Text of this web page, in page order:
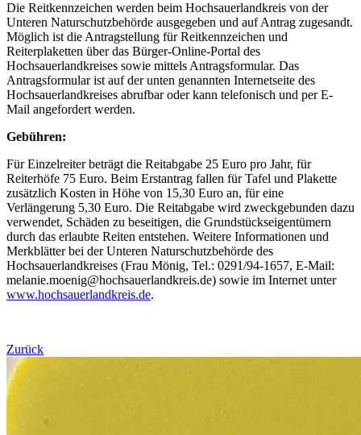
Die Reitkennzeichen werden beim Hochsauerlandkreis von der
Unteren Naturschutzbehörde ausgegeben und auf Antrag zugesandt.
Möglich ist die Antragstellung für Reitkennzeichen und
Reiterplaketten über das Bürger-Online-Portal des
Hochsauerlandkreises sowie mittels Antragsformular. Das
Antragsformular ist auf der unten genannten Internetseite des
Hochsauerlandkreises abrufbar oder kann telefonisch und per E-
Mail angefordert werden.
Gebühren:
Für Einzelreiter beträgt die Reitabgabe 25 Euro pro Jahr, für
Reiterhöfe 75 Euro. Beim Erstantrag fallen für Tafel und Plakette
zusätzlich Kosten in Höhe von 15,30 Euro an, für eine
Verlängerung 5,30 Euro. Die Reitabgabe wird zweckgebunden dazu
verwendet, Schäden zu beseitigen, die Grundstückseigentümern
durch das erlaubte Reiten entstehen. Weitere Informationen und
Merkblätter bei der Unteren Naturschutzbehörde des
Hochsauerlandkreises (Frau Mönig, Tel.: 0291/94-1657, E-Mail:
melanie.moenig@hochsauerlandkreis.de) sowie im Internet unter
www.hochsauerlandkreis.de.
Zurück